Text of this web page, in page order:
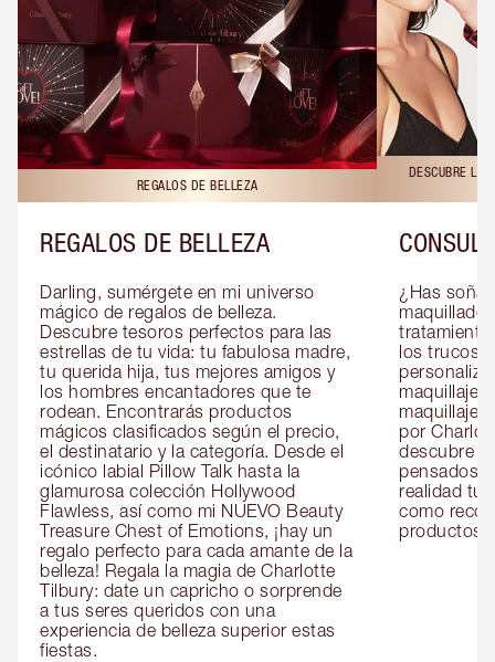
REGALOS DE BELLEZA
REGALOS DE BELLEZA
Darling, sumérgete en mi universo
mágico de regalos de belleza.
Descubre tesoros perfectos para las
estrellas de tu vida: tu fabulosa madre,
tu querida hija, tus mejores amigos y
los hombres encantadores que te
rodean. Encontrarás productos
mágicos clasificados según el precio,
el destinatario y la categoría. Desde el
icónico labial Pillow Talk hasta la
glamurosa colección Hollywood
Flawless, así como mi NUEVO Beauty
Treasure Chest of Emotions, ¡hay un
regalo perfecto para cada amante de la
belleza! Regala la magia de Charlotte
Tilbury: date un capricho o sorprende
a tus seres queridos con una
experiencia de belleza superior estas
fiestas.
DESCUBRE
¿Has
los
maquillaje
maquillaje
por
descubre
pensados
realidad
como
productos